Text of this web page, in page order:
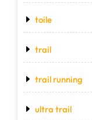
toile
trail
trail running
ultra trail